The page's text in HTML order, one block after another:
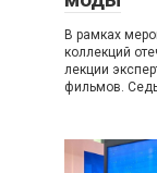
В рамках
коллекций
лекции
фильмов.